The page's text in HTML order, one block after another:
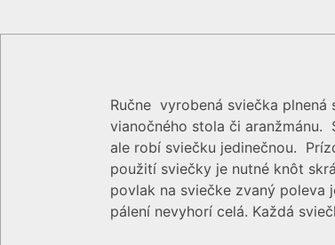
Ručne vyrobená sviečka
vianočného stola či aranžmánu.
ale robí sviečku jedinečnou.
použití sviečky je nutné knôt
povlak na sviečke zvaný poleva
pálení nevyhorí celá. Každá